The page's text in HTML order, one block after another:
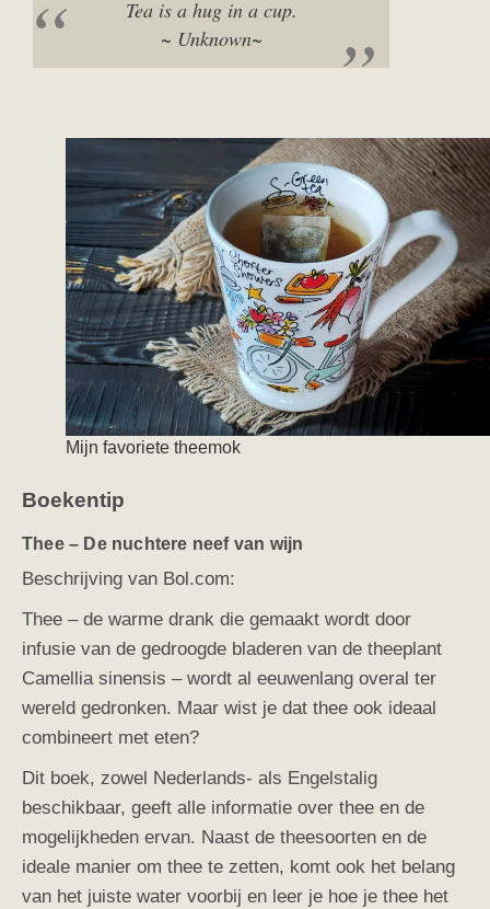
Tea is a hug in a cup.
~ Unknown~
Mijn favoriete theemok
Boekentip
Thee – De nuchtere neef van wijn
Beschrijving van Bol.com:
Thee – de warme drank die gemaakt wordt door
infusie van de gedroogde bladeren van de theeplant
Camellia sinensis – wordt al eeuwenlang overal ter
wereld gedronken. Maar wist je dat thee ook ideaal
combineert met eten?
Dit boek, zowel Nederlands- als Engelstalig
beschikbaar, geeft alle informatie over thee en de
mogelijkheden ervan. Naast de theesoorten en de
ideale manier om thee te zetten, komt ook het belang
van het juiste water voorbij en leer je hoe je thee het